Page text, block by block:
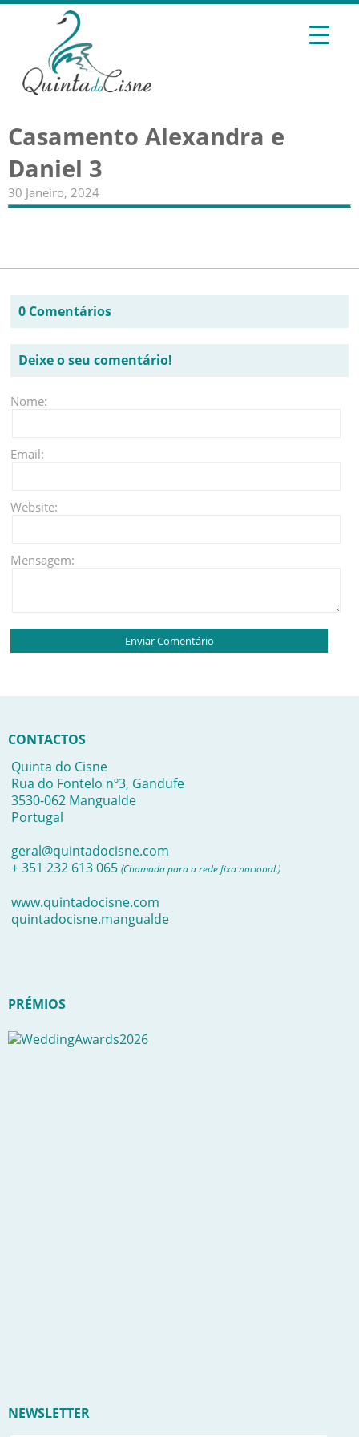
Casamento Alexandra e
Daniel 3
30 Janeiro, 2024
0 Comentários
Deixe o seu comentário!
Nome:
Email:
Website:
Mensagem:
CONTACTOS
Quinta do Cisne
Rua do Fontelo nº3, Gandufe
3530-062 Mangualde
Portugal
geral@quintadocisne.com
+ 351 232 613 065 (Chamada para a rede fixa nacional.)
www.quintadocisne.com
quintadocisne.mangualde
PRÉMIOS
NEWSLETTER